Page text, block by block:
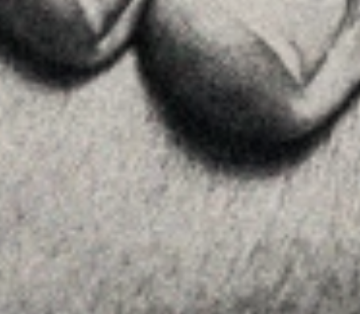
Contactar
SEGUEIX-NOS
Linkedin
Instagram
Youtube
Allyon — Barcelona, Spain
Copyrights © 2026 AVÍS LEGAL
POLÍTICA DE COOKIES POLÍTICA DE PRIVACITAT ·